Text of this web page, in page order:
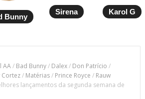
Bunny
Sirena Karol G
AA/ Bad Bunny/ Dalex/ Don Patrício /
Cortez/ Matérias/ Prince Royce / Rauw
lançamentos da segunda semana de